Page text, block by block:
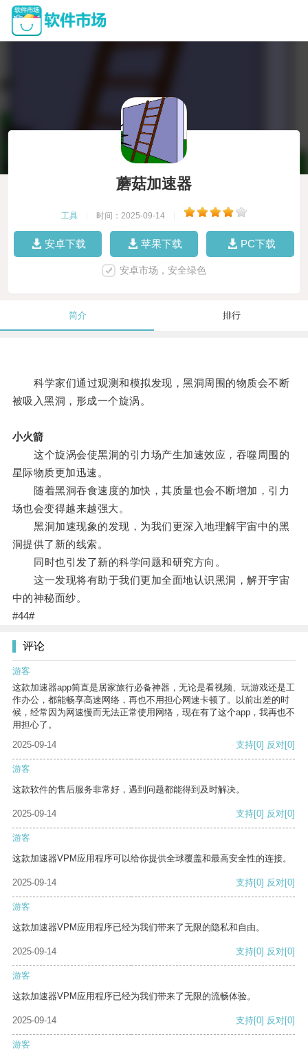
蘑菇加速器
工具 时间：2025-09-14
安卓下载 苹果下载 PC下载
安卓市场，安全绿色
简介 排行
科学家们通过观测和模拟发现，黑洞周围的物质会不断
被吸入黑洞，形成一个旋涡。
小火箭
这个旋涡会使黑洞的引力场产生加速效应，吞噬周围的
星际物质更加迅速。
随着黑洞吞食速度的加快，其质量也会不断增加，引力
场也会变得越来越强大。
黑洞加速现象的发现，为我们更深入地理解宇宙中的黑
洞提供了新的线索。
同时也引发了新的科学问题和研究方向。
这一发现将有助于我们更加全面地认识黑洞，解开宇宙
中的神秘面纱。
#44#
评论
游客
这款加速器app简直是居家旅行必备神器，无论是看视频、玩游戏还是工
作办公，都能畅享高速网络，再也不用担心网速卡顿了。以前出差的时
候，经常因为网速慢而无法正常使用网络，现在有了这个app，我再也不
用担心了。
2025-09-14
支持[0] 反对[0]
游客
这款软件的售后服务非常好，遇到问题都能得到及时解决。
2025-09-14 支持[0] 反对[0]
游客
这款加速器VPM应用程序可以给你提供全球覆盖和最高安全性的连接。
2025-09-14 支持[0] 反对[0]
游客
这款加速器VPM应用程序已经为我们带来了无限的隐私和自由。
2025-09-14 支持[0] 反对[0]
游客
这款加速器VPM应用程序已经为我们带来了无限的流畅体验。
2025-09-14 支持[0] 反对[0]
游客